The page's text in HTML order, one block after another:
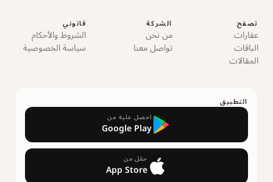
تصفح
عقارات
الباقات
المقالات
الشركة
من نحن
تواصل معنا
قانوني
الشروط والأحكام
سياسة الخصوصية
التطبيق
احصل عليه من
Google Play
حمّل من
App Store